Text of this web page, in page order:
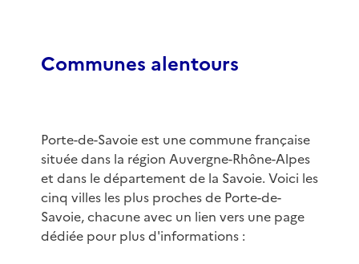
Communes alentours
Porte-de-Savoie est une commune française
située dans la région Auvergne-Rhône-Alpes
et dans le département de la Savoie. Voici les
cinq villes les plus proches de Porte-de-
Savoie, chacune avec un lien vers une page
dédiée pour plus d'informations :